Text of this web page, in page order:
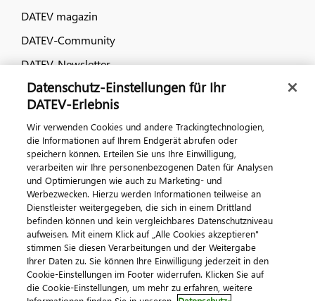
DATEV magazin
DATEV-Community
DATEV-Newsletter
Kontaktieren Sie uns
© 2026 DATEV eG
ImpressumDatenschutzAGB Kontakt
Cookie-Einstellungen
Datenschutz-Einstellungen für Ihr
DATEV-Erlebnis
Wir verwenden Cookies und andere Trackingtechnologien,
die Informationen auf Ihrem Endgerät abrufen oder
speichern können. Erteilen Sie uns Ihre Einwilligung,
verarbeiten wir Ihre personenbezogenen Daten für Analysen
und Optimierungen wie auch zu Marketing- und
Werbezwecken. Hierzu werden Informationen teilweise an
Dienstleister weitergegeben, die sich in einem Drittland
befinden können und kein vergleichbares Datenschutzniveau
aufweisen. Mit einem Klick auf „Alle Cookies akzeptieren"
stimmen Sie diesen Verarbeitungen und der Weitergabe
Ihrer Daten zu. Sie können Ihre Einwilligung jederzeit in den
Cookie-Einstellungen im Footer widerrufen. Klicken Sie auf
die Cookie-Einstellungen, um mehr zu erfahren, weitere